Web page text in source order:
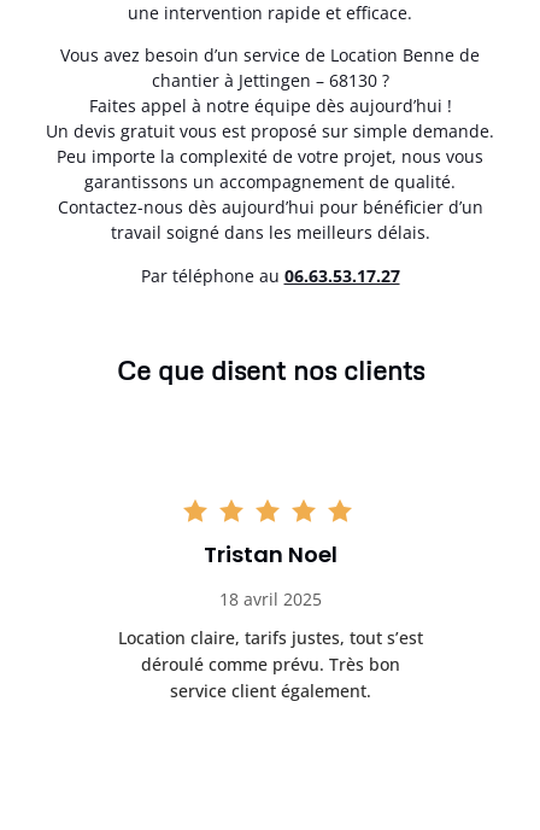
une intervention rapide et efficace.
Vous avez besoin d’un service de Location Benne de
chantier à Jettingen – 68130 ?
Faites appel à notre équipe dès aujourd’hui !
Un devis gratuit vous est proposé sur simple demande.
Peu importe la complexité de votre projet, nous vous
garantissons un accompagnement de qualité.
Contactez-nous dès aujourd’hui pour bénéficier d’un
travail soigné dans les meilleurs délais.
Par téléphone au 06.63.53.17.27
Ce que disent nos clients
Tristan Noel
18 avril 2025
Location claire, tarifs justes, tout s’est
déroulé comme prévu. Très bon
service client également.